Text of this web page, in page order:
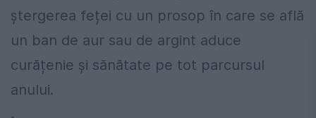
ștergerea feței cu un prosop în care se află
un ban de aur sau de argint aduce
curățenie și sănătate pe tot parcursul
anului.